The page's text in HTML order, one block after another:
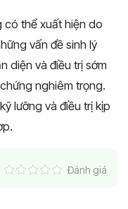
có thể xuất hiện do
vấn đề sinh lý
diện và điều trị sớm
nghiêm trọng.
lưỡng và điều trị kịp
Đánh giá